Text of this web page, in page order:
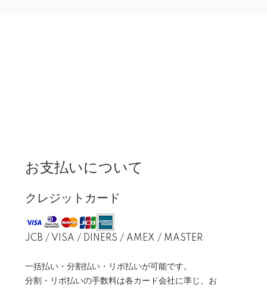
お支払いについて
クレジットカード
JCB / VISA / DINERS / AMEX / MASTER
一括払い・分割払い・リボ払いが可能です。
分割・リボ払いの手数料は各カード会社に準じ、お